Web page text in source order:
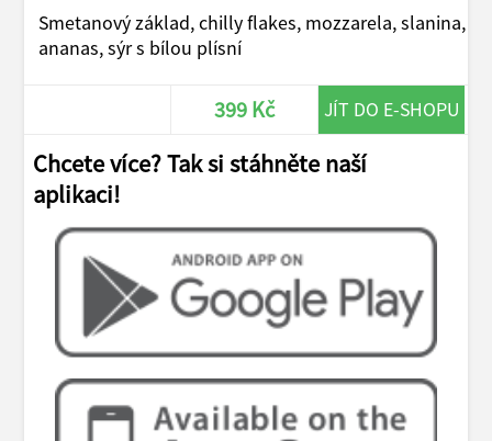
Smetanový základ, chilly flakes, mozzarela, slanina,
ananas, sýr s bílou plísní
399 Kč JÍT DO E-SHOPU
Chcete více? Tak si stáhněte naší
aplikaci!